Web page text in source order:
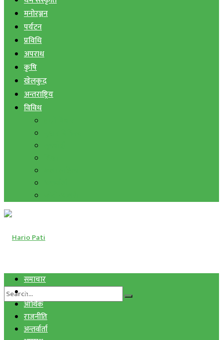
मनोरञ्जन
पर्यटन
प्रविधि
अपराध
कृषि
खेलकुद
अन्तराष्ट्रिय
विविध
समाचार
स्वास्थ्य
आर्थिक
राजनीति
अन्तर्वार्ता